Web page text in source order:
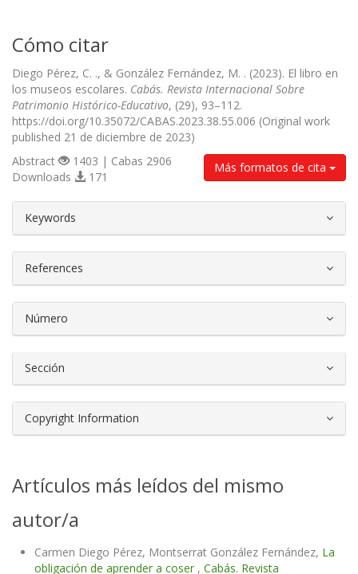
Cómo citar
Diego Pérez, C. ., & González Fernández, M. . (2023). El libro en
los museos escolares. Cabás. Revista Internacional Sobre
Patrimonio Histórico-Educativo, (29), 93–112.
https://doi.org/10.35072/CABAS.2023.38.55.006 (Original work
published 21 de diciembre de 2023)
Más formatos de cita
Abstract
1403 | Cabas 2906
Downloads
171
Keywords
References
Número
Sección
Copyright Information
Artículos más leídos del mismo
autor/a
Carmen Diego Pérez, Montserrat González Fernández, La
obligación de aprender a coser , Cabás. Revista